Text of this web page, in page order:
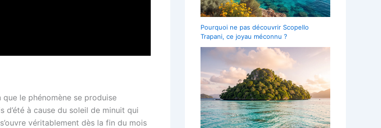
que le phénomène se produise
d’été à cause du soleil de minuit qui
véritablement dès la fin du mois
Pourquoi ne pas découvrir Scopello
Trapani, ce joyau méconnu ?